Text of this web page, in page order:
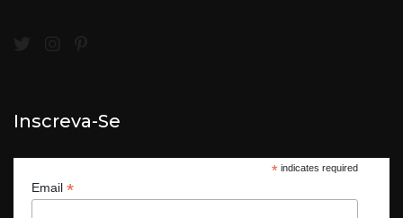
Inscreva-Se
*indicates required
Email *